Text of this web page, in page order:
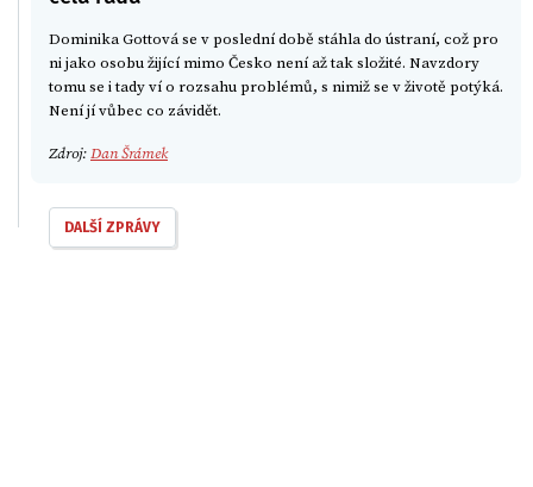
Dominika Gottová se v poslední době stáhla do ústraní, což pro
ni jako osobu žijící mimo Česko není až tak složité. Navzdory
tomu se i tady ví o rozsahu problémů, s nimiž se v životě potýká.
Není jí vůbec co závidět.
Zdroj:Dan Šrámek
DALŠÍ ZPRÁVY